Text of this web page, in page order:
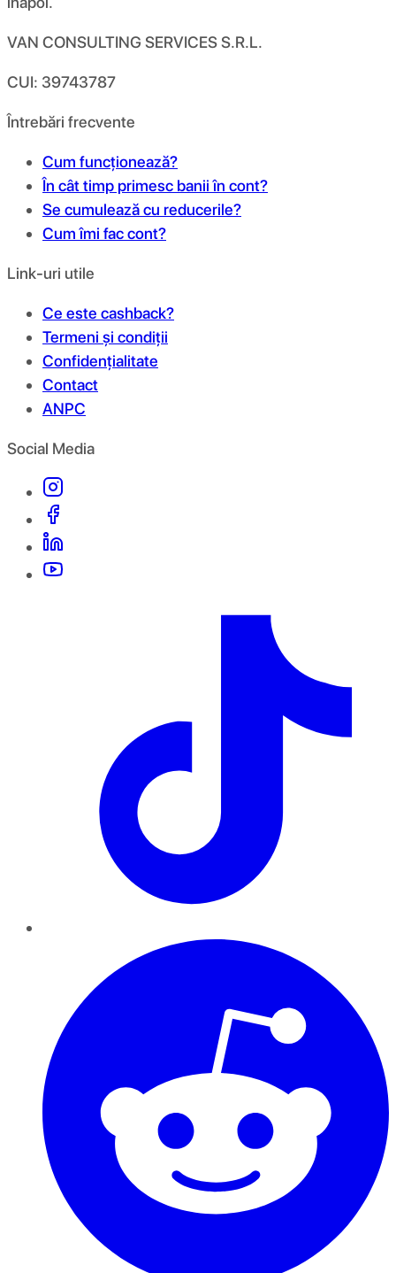
VAN CONSULTING SERVICES S.R.L.
CUI: 39743787
Întrebări frecvente
Cum funcționează?
În cât timp primesc banii în cont?
Se cumulează cu reducerile?
Cum îmi fac cont?
Link-uri utile
Ce este cashback?
Termeni și condiții
Confidențialitate
Contact
ANPC
Social Media